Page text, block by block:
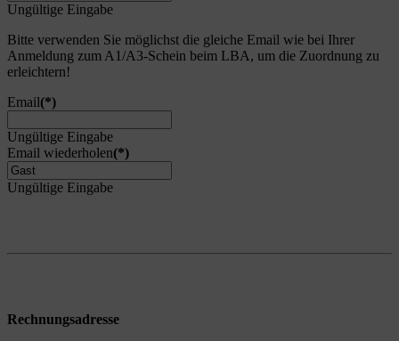
Ungültige Eingabe
Bitte verwenden Sie möglichst die gleiche Email wie bei Ihrer
Anmeldung zum A1/A3-Schein beim LBA, um die Zuordnung zu
erleichtern!
Email(*)
Ungültige Eingabe
Email wiederholen(*)
Ungültige Eingabe
Rechnungsadresse